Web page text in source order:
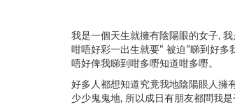
我是一個天生就擁有陰陽眼的女子,
咁唔好彩一出生就要” 被迫”睇到好
唔好俾我睇到咁多嘢知道咁多嘢。
好多人都想知道究竟我地陰陽眼人擁
少少鬼鬼地, 所以成日有朋友都問我